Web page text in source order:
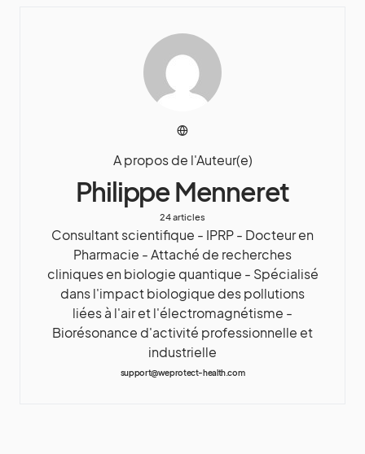
A propos de l'Auteur(e)
Philippe Menneret
24 articles
Consultant scientifique - IPRP - Docteur en
Pharmacie - Attaché de recherches
cliniques en biologie quantique - Spécialisé
dans l'impact biologique des pollutions
liées à l'air et l'électromagnétisme -
Biorésonance d'activité professionnelle et
industrielle
support@weprotect-health.com